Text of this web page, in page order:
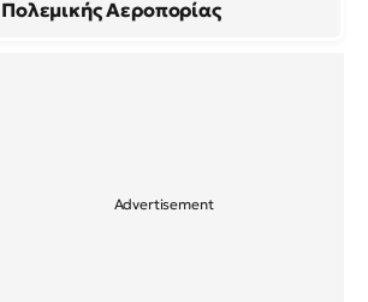
Πολεμικής Αεροπορίας